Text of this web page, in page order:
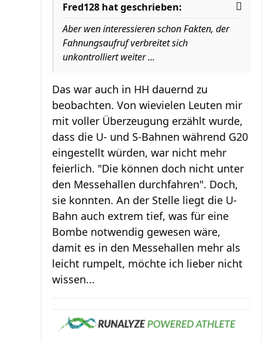
Fred128 hat geschrieben:
Aber wen interessieren schon Fakten, der
Fahnungsaufruf verbreitet sich
unkontrolliert weiter ...
Das war auch in HH dauernd zu
beobachten. Von wievielen Leuten mir
mit voller Überzeugung erzählt wurde,
dass die U- und S-Bahnen während G20
eingestellt würden, war nicht mehr
feierlich. "Die können doch nicht unter
den Messehallen durchfahren". Doch,
sie konnten. An der Stelle liegt die U-
Bahn auch extrem tief, was für eine
Bombe notwendig gewesen wäre,
damit es in den Messehallen mehr als
leicht rumpelt, möchte ich lieber nicht
wissen...